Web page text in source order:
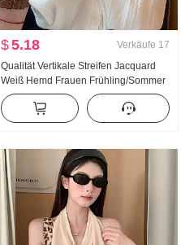
$5.18 Verkäufe 17
Qualität Vertikale Streifen Jacquard
Weiß Hemd Frauen Frühling/Sommer
Locker Gefühl Locker Charme
Vielseitig kombinierbar Langarm
Hemd Sonnenschutz Top